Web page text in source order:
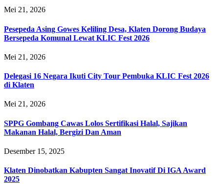
Mei 21, 2026
Pesepeda Asing Gowes Keliling Desa, Klaten Dorong Budaya
Bersepeda Komunal Lewat KLIC Fest 2026
Mei 21, 2026
Delegasi 16 Negara Ikuti City Tour Pembuka KLIC Fest 2026
di Klaten
Mei 21, 2026
SPPG Gombang Cawas Lolos Sertifikasi Halal, Sajikan
Makanan Halal, Bergizi Dan Aman
Desember 15, 2025
Klaten Dinobatkan Kabupten Sangat Inovatif Di IGA Award
2025